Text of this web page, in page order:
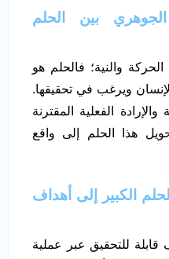
بين الحلم
والنية؛ فالحلم هو
الإنسان ويرغب في تحقيقها.
الفعلية المقترنة
هذا الحلم إلى واقع
الكبير إلى أهداف
قابلة للتحقيق عبر عملية